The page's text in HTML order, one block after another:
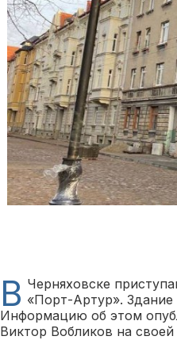
В Черняховске
«Порт-Артур». Здание
Информацию об этом
Виктор Вобликов на